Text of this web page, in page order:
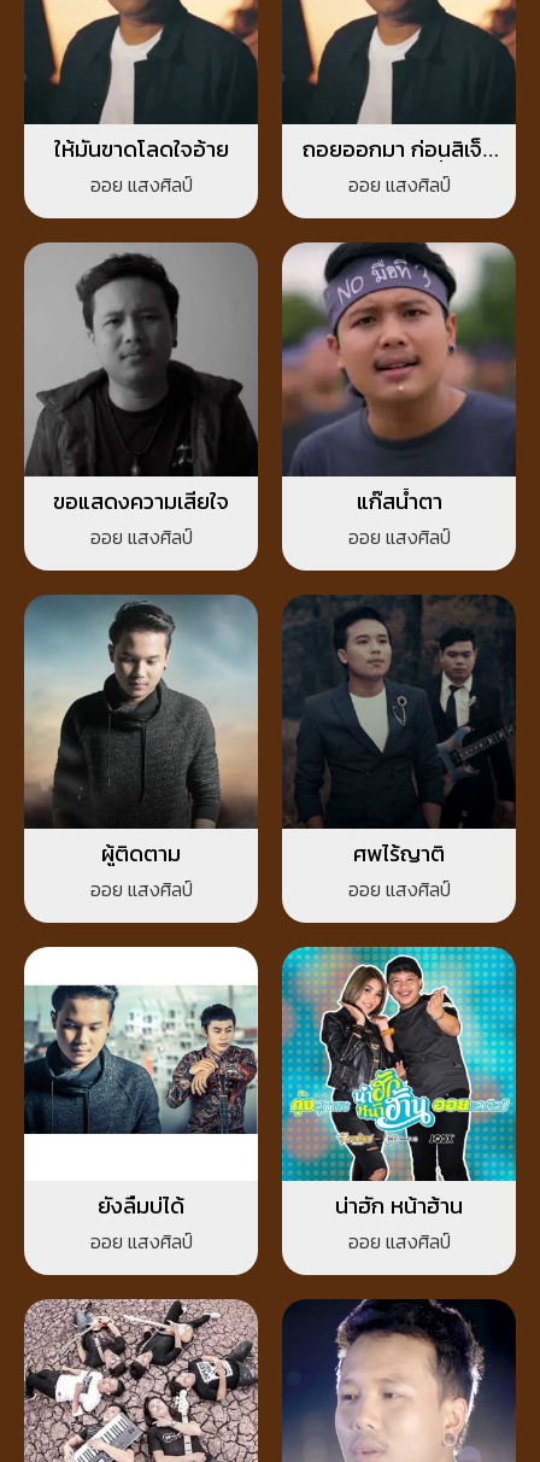
ให้มันขาดโลดใจอ้าย
ออย แสงศิลป์
ถอยออกมา ก่อนสิเจ็บ
ไปคักกว่านี้
ออย แสงศิลป์
ขอแสดงความเสียใจ
ออย แสงศิลป์
แก๊สน้ำตา
ออย แสงศิลป์
ผู้ติดตาม
ออย แสงศิลป์
ศพไร้ญาติ
ออย แสงศิลป์
ยังลืมบ่ได้
ออย แสงศิลป์
น่าฮัก หน้าฮ้าน
ออย แสงศิลป์